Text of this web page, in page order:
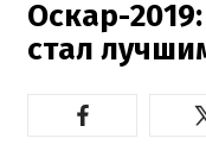
Оскар-
стал